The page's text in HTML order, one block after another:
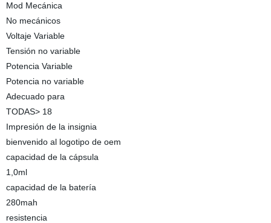
Mod Mecánica
No mecánicos
Voltaje Variable
Tensión no variable
Potencia Variable
Potencia no variable
Adecuado para
TODAS> 18
Impresión de la insignia
bienvenido al logotipo de oem
capacidad de la cápsula
1,0ml
capacidad de la batería
280mah
resistencia